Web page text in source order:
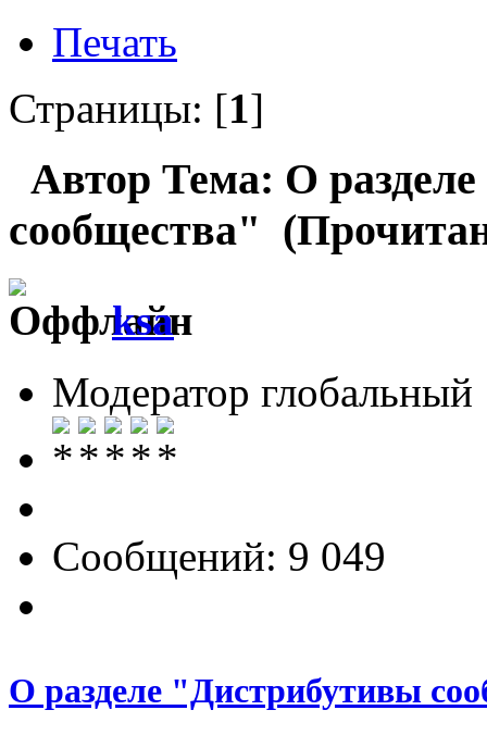
Печать
Страницы: [1]
Автор Тема: О
сообщества"
ksa
Модератор глобальный
Сообщений: 9 049
О разделе "Дистрибутивы